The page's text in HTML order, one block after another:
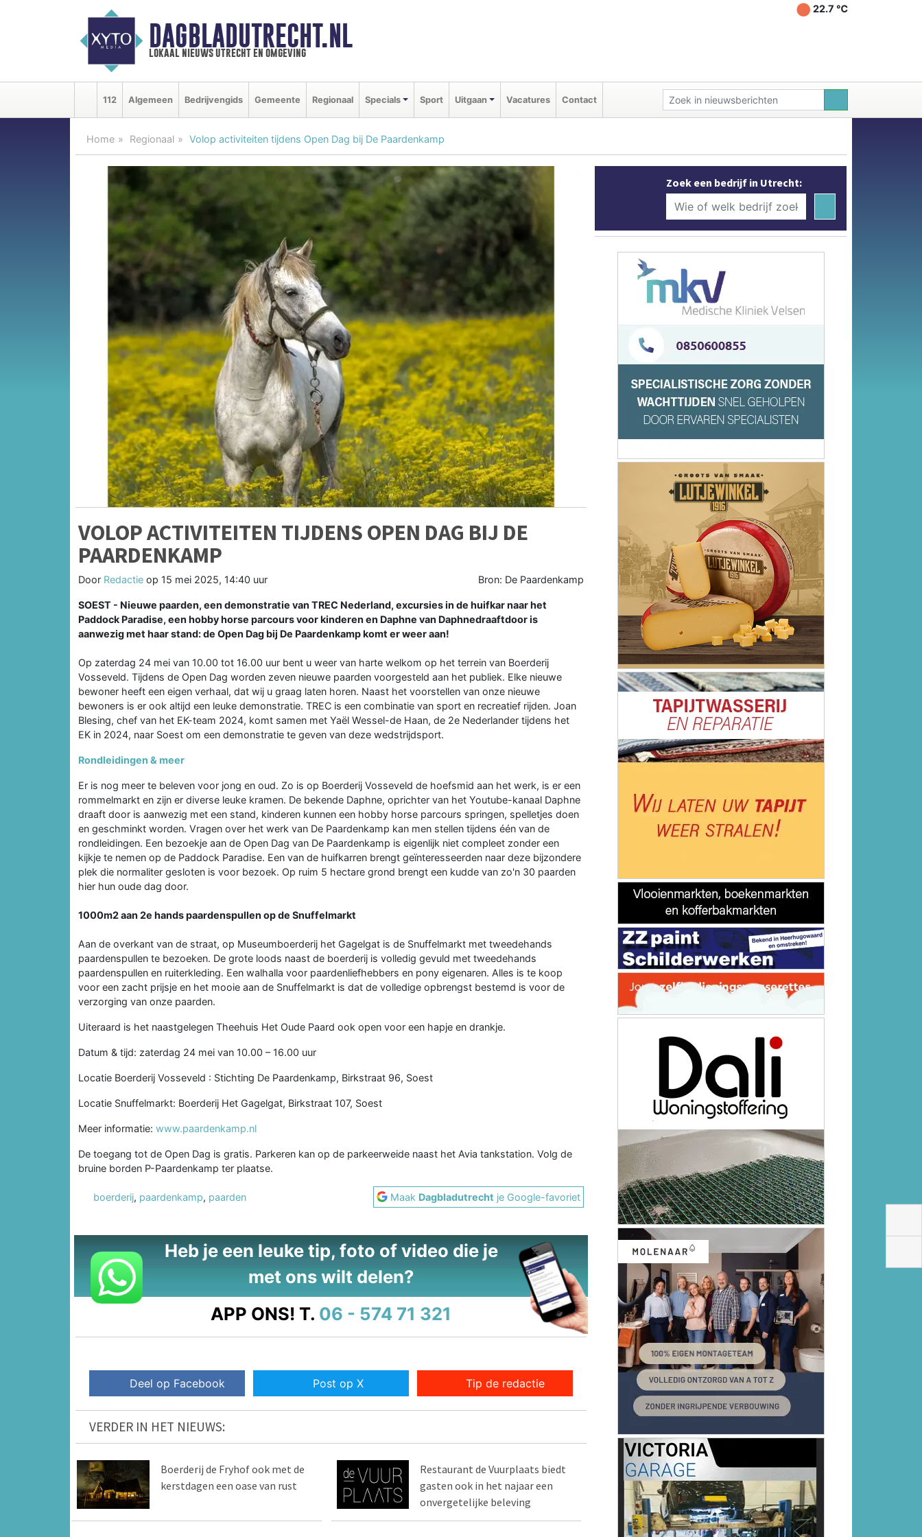
DAGBLADUTRECHT.NL
lokaal nieuws utrecht en omgeving
22.7 ℃
112 Algemeen Bedrijvengids Gemeente Regionaal Specials Sport Uitgaan Vacatures Contact
Home Regionaal Volop activiteiten tijdens Open Dag bij De Paardenkamp
VOLOP ACTIVITEITEN TIJDENS OPEN DAG BIJ DE
PAARDENKAMP
Door Redactie op 15 mei 2025, 14:40 uur Bron: De Paardenkamp
SOEST - Nieuwe paarden, een demonstratie van TREC Nederland, excursies in de huifkar naar het
Paddock Paradise, een hobby horse parcours voor kinderen en Daphne van Daphnedraaftdoor is
aanwezig met haar stand: de Open Dag bij De Paardenkamp komt er weer aan!
Op zaterdag 24 mei van 10.00 tot 16.00 uur bent u weer van harte welkom op het terrein van Boerderij
Vosseveld. Tijdens de Open Dag worden zeven nieuwe paarden voorgesteld aan het publiek. Elke nieuwe
bewoner heeft een eigen verhaal, dat wij u graag laten horen. Naast het voorstellen van onze nieuwe
bewoners is er ook altijd een leuke demonstratie. TREC is een combinatie van sport en recreatief rijden. Joan
Blesing, chef van het EK-team 2024, komt samen met Yaël Wessel-de Haan, de 2e Nederlander tijdens het
EK in 2024, naar Soest om een demonstratie te geven van deze wedstrijdsport.
Rondleidingen & meer
Er is nog meer te beleven voor jong en oud. Zo is op Boerderij Vosseveld de hoefsmid aan het werk, is er een
rommelmarkt en zijn er diverse leuke kramen. De bekende Daphne, oprichter van het Youtube-kanaal Daphne
draaft door is aanwezig met een stand, kinderen kunnen een hobby horse parcours springen, spelletjes doen
en geschminkt worden. Vragen over het werk van De Paardenkamp kan men stellen tijdens één van de
rondleidingen. Een bezoekje aan de Open Dag van De Paardenkamp is eigenlijk niet compleet zonder een
kijkje te nemen op de Paddock Paradise. Een van de huifkarren brengt geïnteresseerden naar deze bijzondere
plek die normaliter gesloten is voor bezoek. Op ruim 5 hectare grond brengt een kudde van zo'n 30 paarden
hier hun oude dag door.
1000m2 aan 2e hands paardenspullen op de Snuffelmarkt
Aan de overkant van de straat, op Museumboerderij het Gagelgat is de Snuffelmarkt met tweedehands
paardenspullen te bezoeken. De grote loods naast de boerderij is volledig gevuld met tweedehands
paardenspullen en ruiterkleding. Een walhalla voor paardenliefhebbers en pony eigenaren. Alles is te koop
voor een zacht prijsje en het mooie aan de Snuffelmarkt is dat de volledige opbrengst bestemd is voor de
verzorging van onze paarden.
Uiteraard is het naastgelegen Theehuis Het Oude Paard ook open voor een hapje en drankje.
Datum & tijd: zaterdag 24 mei van 10.00 – 16.00 uur
Locatie Boerderij Vosseveld : Stichting De Paardenkamp, Birkstraat 96, Soest
Locatie Snuffelmarkt: Boerderij Het Gagelgat, Birkstraat 107, Soest
Meer informatie: www.paardenkamp.nl
De toegang tot de Open Dag is gratis. Parkeren kan op de parkeerweide naast het Avia tankstation. Volg de
bruine borden P-Paardenkamp ter plaatse.
boerderij, paardenkamp, paarden Maak Dagbladutrecht je Google-favoriet
Heb je een leuke tip, foto of video die je
met ons wilt delen?
APP ONS! T. 06 - 574 71 321
Deel op Facebook Post op X Tip de redactie
VERDER IN HET NIEUWS:
Boerderij de Fryhof ook met de
kerstdagen een oase van rust
Restaurant de Vuurplaats biedt
gasten ook in het najaar een
onvergetelijke beleving
Zoek een bedrijf in Utrecht: